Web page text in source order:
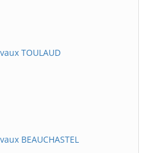
TOULAUD
BEAUCHASTEL